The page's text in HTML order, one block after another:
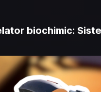
biochimic: